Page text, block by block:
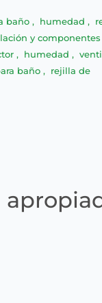
baño , humedad ,
y
, humedad ,
baño , rejilla de